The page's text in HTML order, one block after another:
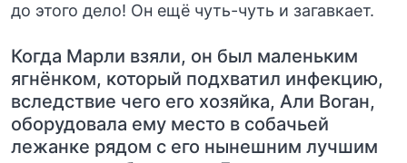
до этого дело! Он ещё чуть-чуть и загавкает.
Когда Марли взяли, он был маленьким
ягнёнком, который подхватил инфекцию,
вследствие чего его хозяйка, Али Воган,
оборудовала ему место в собачьей
лежанке рядом с его нынешним лучшим